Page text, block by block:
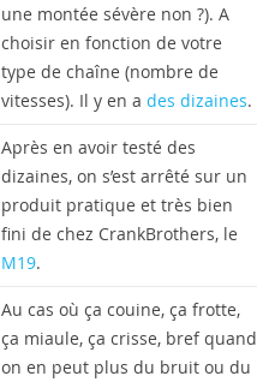
une montée sévère non ?). A
choisir en fonction de votre
type de chaîne (nombre de
vitesses). Il y en ades dizaines.
Après en avoir testé des
dizaines, on s’est arrêté sur un
produit pratique et très bien
fini de chez CrankBrothers, le
M19.
Au cas où ça couine, ça frotte,
ça miaule, ça crisse, bref quand
on en peut plus du bruit ou du